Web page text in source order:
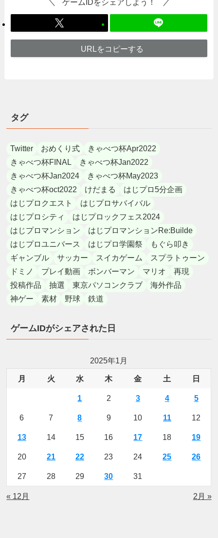
URLをコピーする
タグ
Twitter おめくり式
きゃべつ杯Apr2022
きゃべつ杯FINAL
きゃべつ杯Jan2022
きゃべつ杯Jan2024
きゃべつ杯May2023
きゃべつ杯oct2022
けだまる
はじプロ5分企画
はじプロクエスト
はじプロサバイバル
はじプロシティ
はじプロックフェス2024
はじプロマンション
はじプロマンションRe:Builde
はじプロユニバース
はじプロ学園祭
もぐら叩き
ギャンブル
サッカー スイカゲーム
スプラトゥーン
ドミノ
プレイ動画 ボンバーマン マリオ
再現
投稿作品
抽選 東京パソコンクラブ
海外作品
神ゲー
素材 野球 鉄道
ゲームIDがシェアされた日
2025年1月
月 火 水 木 金 土 日
1 2 3 4 5
6 7 8 9 10 11 12
13 14 15 16 17 18 19
20 21 22 23 24 25 26
27 28 29 30 31
« 12月 2月 »